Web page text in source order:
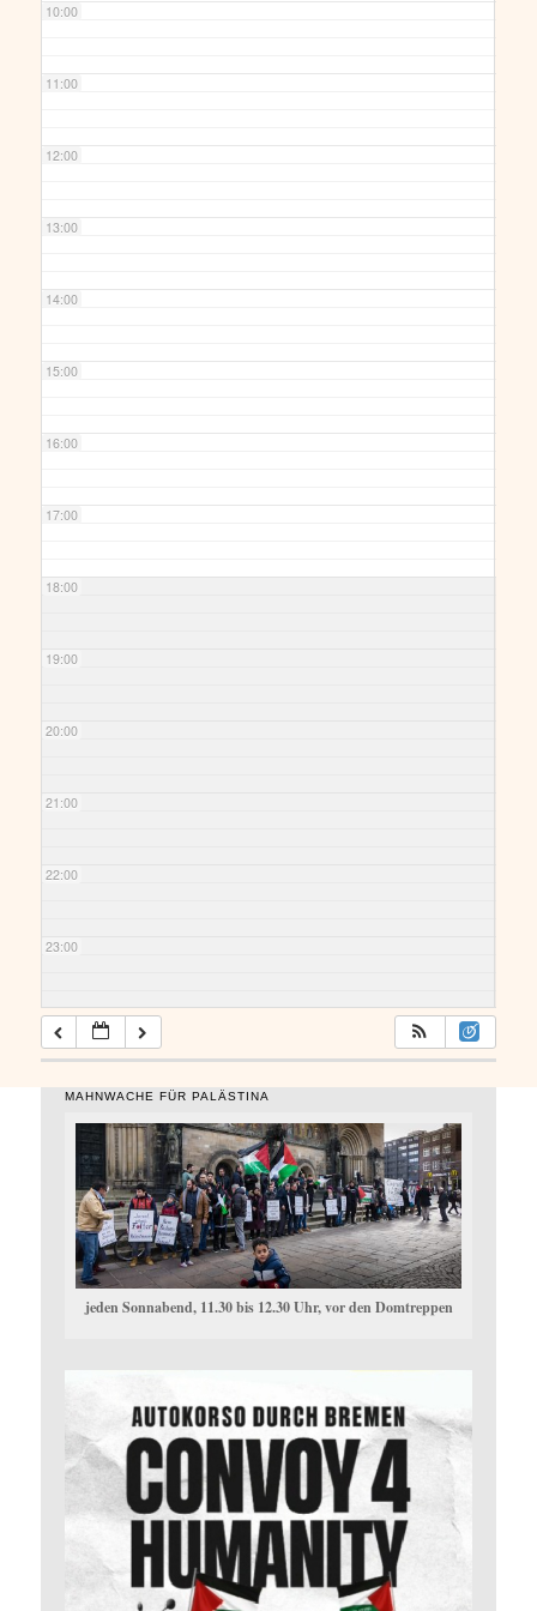
10:00
11:00
12:00
13:00
14:00
15:00
16:00
17:00
18:00
19:00
20:00
21:00
22:00
23:00
MAHNWACHE FÜR PALÄSTINA
jeden Sonnabend, 11.30 bis 12.30 Uhr, vor den Domtreppen